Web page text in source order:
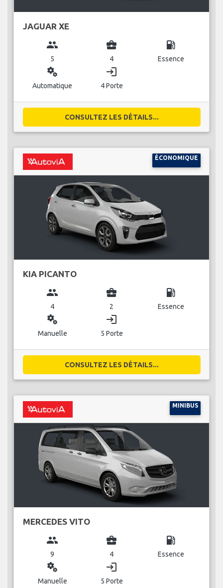
JAGUAR XE
group
5
business_center
4
local_gas_station
Essence
miscellaneous_services
Automatique
login
4 Porte
CONSULTEZ LES DÉTAILS...
ÉCONOMIQUE
KIA PICANTO
group
4
business_center
2
local_gas_station
Essence
miscellaneous_services
Manuelle
login
5 Porte
CONSULTEZ LES DÉTAILS...
MINIBUS
MERCEDES VITO
group
9
business_center
4
local_gas_station
Essence
miscellaneous_services
Manuelle
login
5 Porte